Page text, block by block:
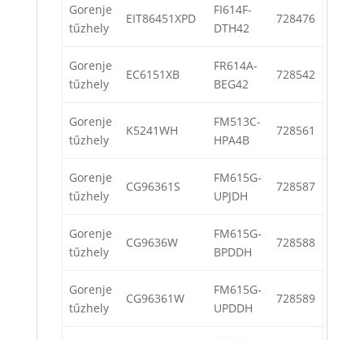
Gorenje
tűzhely
EIT86451XPD
FI614F-
DTH42
728476
Gorenje
tűzhely
EC6151XB
FR614A-
BEG42
728542
Gorenje
tűzhely
K5241WH
FM513C-
HPA4B
728561
Gorenje
tűzhely
CG96361S
FM615G-
UPJDH
728587
Gorenje
tűzhely
CG9636W
FM615G-
BPDDH
728588
Gorenje
tűzhely
CG96361W
FM615G-
UPDDH
728589